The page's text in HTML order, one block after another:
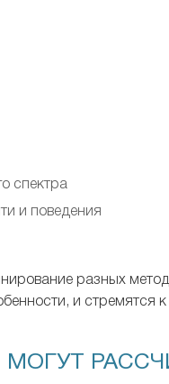
спектра
и поведения
разных
и